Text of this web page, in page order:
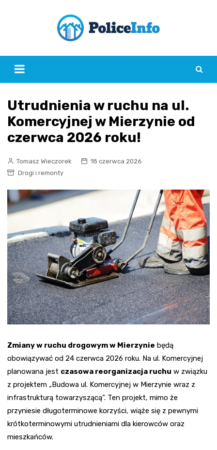
Utrudnienia w ruchu na ul.
Komercyjnej w Mierzynie od
czerwca 2026 roku!
Tomasz Wieczorek
18 czerwca 2026
Drogi i remonty
Zmiany w ruchu drogowym w Mierzynie będą
obowiązywać od 24 czerwca 2026 roku. Na ul. Komercyjnej
planowana jest czasowa reorganizacja ruchu w związku
z projektem „Budowa ul. Komercyjnej w Mierzynie wraz z
infrastrukturą towarzyszącą”. Ten projekt, mimo że
przyniesie długoterminowe korzyści, wiąże się z pewnymi
krótkoterminowymi utrudnieniami dla kierowców oraz
mieszkańców.